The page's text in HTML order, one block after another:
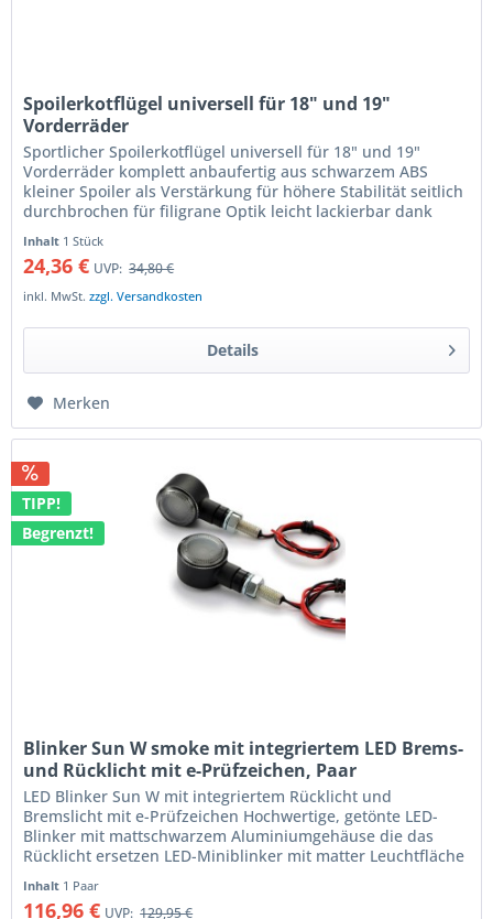
Spoilerkotflügel universell für 18" und 19"
Vorderräder
Sportlicher Spoilerkotflügel universell für 18" und 19"
Vorderräder komplett anbaufertig aus schwarzem ABS
kleiner Spoiler als Verstärkung für höhere Stabilität seitlich
durchbrochen für filigrane Optik leicht lackierbar dank
Inhalt 1 Stück
24,36 € UVP: 34,80 €
inkl. MwSt.zzgl. Versandkosten
Details
Merken
TIPP!
Begrenzt!
Blinker Sun W smoke mit integriertem LED Brems-
und Rücklicht mit e-Prüfzeichen, Paar
LED Blinker Sun W mit integriertem Rücklicht und
Bremslicht mit e-Prüfzeichen Hochwertige, getönte LED-
Blinker mit mattschwarzem Aluminiumgehäuse die das
Rücklicht ersetzen LED-Miniblinker mit matter Leuchtfläche
Inhalt 1 Paar
116,96 € UVP: 129,95 €